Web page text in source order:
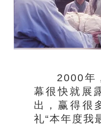
2000年，
幕很快就展
出，赢得很
礼“本年度我